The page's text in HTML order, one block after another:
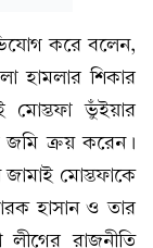
করে বলেন,
হামলার শিকার
মোস্তফা ভুঁইয়ার
ক্রয় করেন।
মোস্তফাকে
হাসান ও তার
রাজনীতি